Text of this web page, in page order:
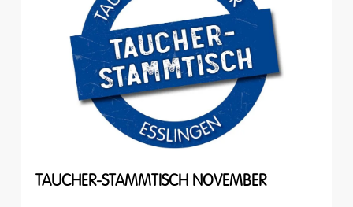
TAUCHER-STAMMTISCH NOVEMBER